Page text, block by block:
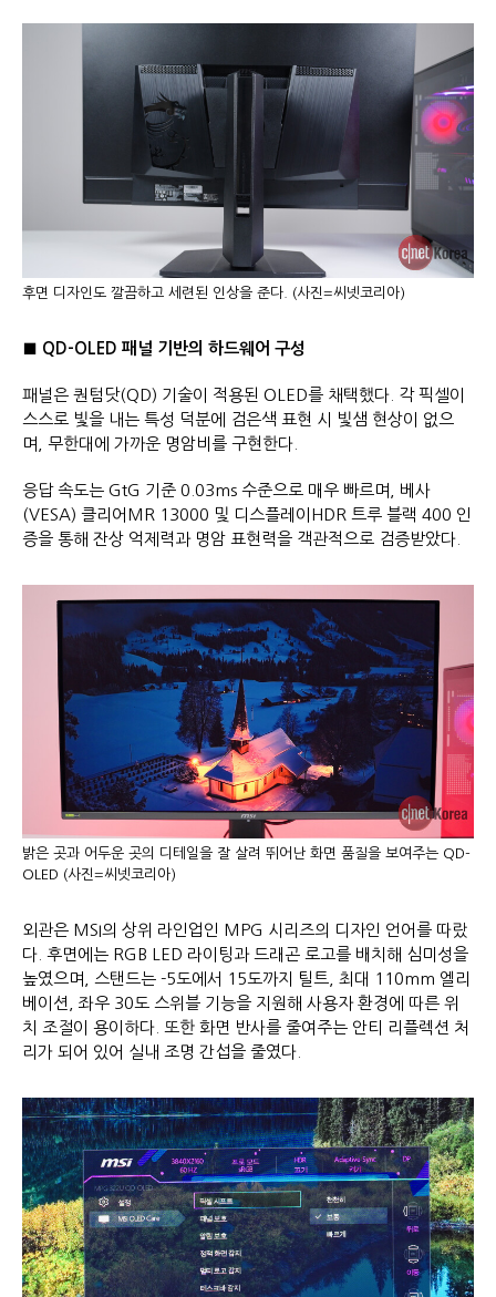
후면 디자인도 깔끔하고 세련된 인상을 준다. (사진=씨넷코리아)
■ QD-OLED 패널 기반의 하드웨어 구성
패널은 퀀텀닷(QD) 기술이 적용된 OLED를 채택했다. 각 픽셀이
스스로 빛을 내는 특성 덕분에 검은색 표현 시 빛샘 현상이 없으
며, 무한대에 가까운 명암비를 구현한다.
응답 속도는 GtG 기준 0.03ms 수준으로 매우 빠르며, 베사
(VESA) 클리어MR 13000 및 디스플레이HDR 트루 블랙 400 인
증을 통해 잔상 억제력과 명암 표현력을 객관적으로 검증받았다.
밝은 곳과 어두운 곳의 디테일을 잘 살려 뛰어난 화면 품질을 보여주는 QD-
OLED (사진=씨넷코리아)
외관은 MSI의 상위 라인업인 MPG 시리즈의 디자인 언어를 따랐
다. 후면에는 RGB LED 라이팅과 드래곤 로고를 배치해 심미성을
높였으며, 스탠드는 -5도에서 15도까지 틸트, 최대 110mm 엘리
베이션, 좌우 30도 스위블 기능을 지원해 사용자 환경에 따른 위
치 조절이 용이하다. 또한 화면 반사를 줄여주는 안티 리플렉션 처
리가 되어 있어 실내 조명 간섭을 줄였다.